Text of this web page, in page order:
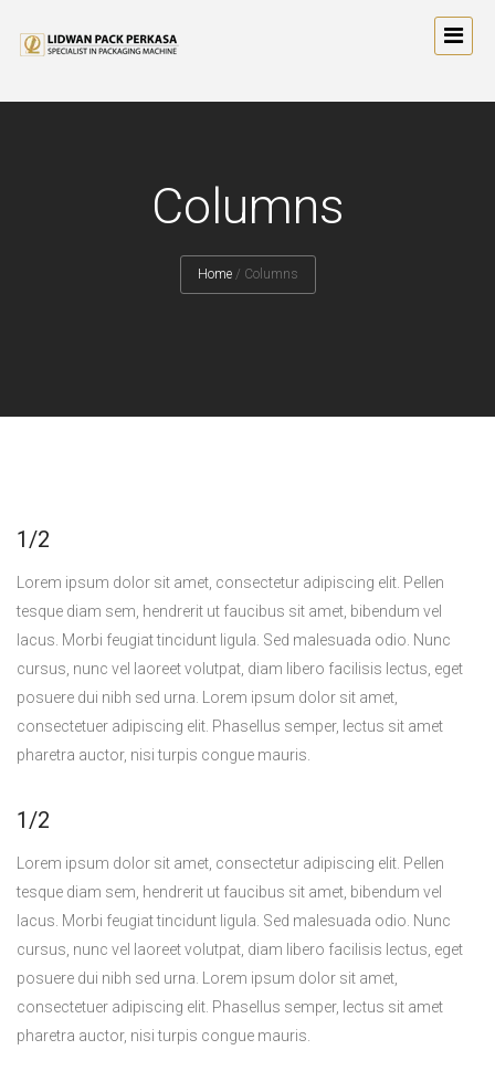
Columns
Home / Columns
1/2
Lorem ipsum dolor sit amet, consectetur adipiscing elit. Pellen
tesque diam sem, hendrerit ut faucibus sit amet, bibendum vel
lacus. Morbi feugiat tincidunt ligula. Sed malesuada odio. Nunc
cursus, nunc vel laoreet volutpat, diam libero facilisis lectus, eget
posuere dui nibh sed urna. Lorem ipsum dolor sit amet,
consectetuer adipiscing elit. Phasellus semper, lectus sit amet
pharetra auctor, nisi turpis congue mauris.
1/2
Lorem ipsum dolor sit amet, consectetur adipiscing elit. Pellen
tesque diam sem, hendrerit ut faucibus sit amet, bibendum vel
lacus. Morbi feugiat tincidunt ligula. Sed malesuada odio. Nunc
cursus, nunc vel laoreet volutpat, diam libero facilisis lectus, eget
posuere dui nibh sed urna. Lorem ipsum dolor sit amet,
consectetuer adipiscing elit. Phasellus semper, lectus sit amet
pharetra auctor, nisi turpis congue mauris.